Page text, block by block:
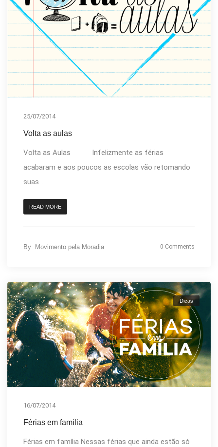
25/07/2014
Volta as aulas
Volta as Aulas Infelizmente as férias
acabaram e aos poucos as escolas vão retomando
suas...
READ MORE
By Movimento pela Moradia 0 Comments
Dicas
16/07/2014
Férias em família
Férias em família Nessas férias que ainda estão só